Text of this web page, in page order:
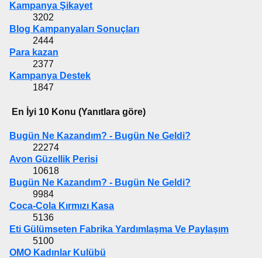
Kampanya Şikayet
3202
Blog Kampanyaları Sonuçları
2444
Para kazan
2377
Kampanya Destek
1847
En İyi 10 Konu (Yanıtlara göre)
Bugün Ne Kazandım? - Bugün Ne Geldi?
22274
Avon Güzellik Perisi
10618
Bugün Ne Kazandım? - Bugün Ne Geldi?
9984
Coca-Cola Kırmızı Kasa
5136
Eti Gülümseten Fabrika Yardımlaşma Ve Paylaşım
5100
OMO Kadınlar Kulübü